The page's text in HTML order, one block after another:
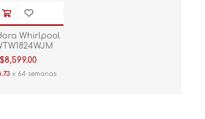
Whirlpool
18 kg
$8,599.00
x 64 semanas